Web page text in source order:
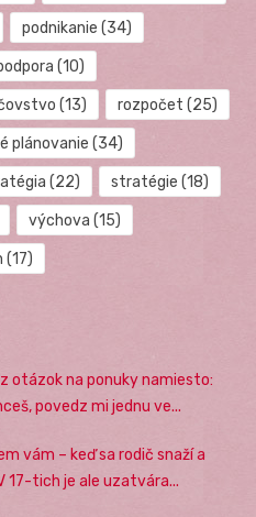
podnikanie (34)
(10)
(13) rozpočet (25)
plánovanie (34)
(22) stratégie (18)
výchova (15)
(17)
otázok na ponuky namiesto:
povedz mi jednu ve...
vám – keď sa rodič snaží a
17-tich je ale uzatvára...